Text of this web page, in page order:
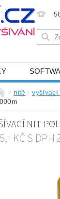
PRO
SLUŽBY
OD 6.
nitě vyšívací
NIT
KČ S DPH